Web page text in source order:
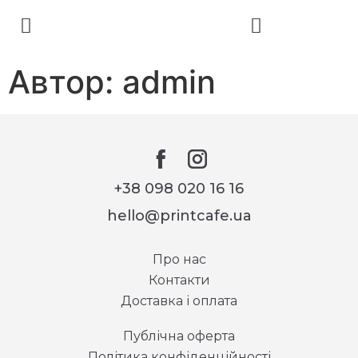
Автор: admin
+38 098 020 16 16
hello@printcafe.ua
Про нас
Контакти
Доставка і оплата
Публічна оферта